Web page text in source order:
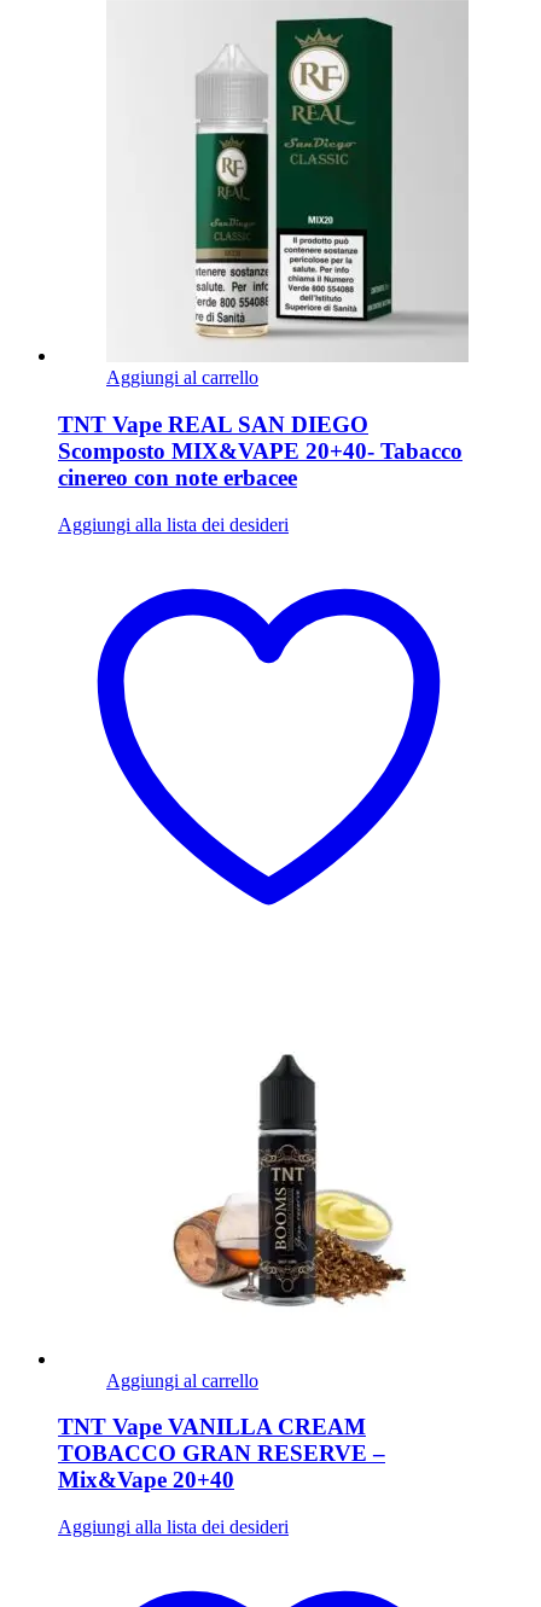
Aggiungi al carrello
TNT Vape REAL SAN DIEGO
Scomposto MIX&VAPE 20+40- Tabacco
cinereo con note erbacee
Aggiungi alla lista dei desideri
Aggiungi al carrello
TNT Vape VANILLA CREAM
TOBACCO GRAN RESERVE –
Mix&Vape 20+40
Aggiungi alla lista dei desideri